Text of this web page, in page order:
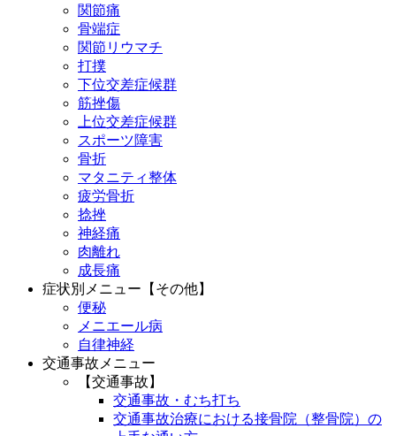
関節痛
骨端症
関節リウマチ
打撲
下位交差症候群
筋挫傷
上位交差症候群
スポーツ障害
骨折
マタニティ整体
疲労骨折
捻挫
神経痛
肉離れ
成長痛
症状別メニュー【その他】
便秘
メニエール病
自律神経
交通事故メニュー
【交通事故】
交通事故・むち打ち
交通事故治療における接骨院（整骨院）の